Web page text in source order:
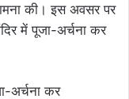
की। इस अवसर पर
में पूजा-अर्चना कर